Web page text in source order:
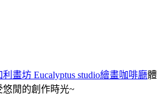
利畫坊 Eucalyptus studio繪畫咖啡廳體
閒的創作時光~